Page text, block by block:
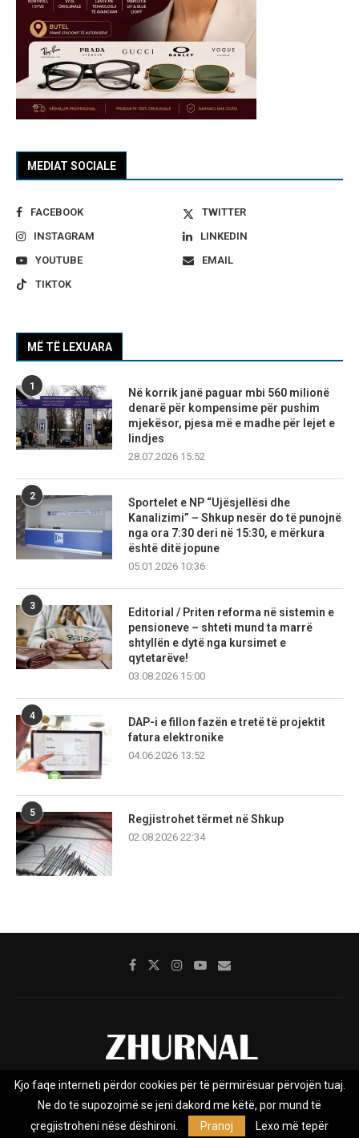
MEDIAT SOCIALE
FACEBOOK
TWITTER
INSTAGRAM
LINKEDIN
YOUTUBE
EMAIL
TIKTOK
MË TË LEXUARA
1
Në korrik janë paguar mbi 560 milionë
denarë për kompensime për pushim
mjekësor, pjesa më e madhe për lejet e
lindjes
28.07.2026 15:52
2
Sportelet e NP “Ujësjellësi dhe
Kanalizimi” – Shkup nesër do të punojnë
nga ora 7:30 deri në 15:30, e mërkura
është ditë jopune
05.01.2026 10:36
3
Editorial / Priten reforma në sistemin e
pensioneve – shteti mund ta marrë
shtyllën e dytë nga kursimet e
qytetarëve!
03.08.2026 15:00
4
DAP-i e fillon fazën e tretë të projektit
fatura elektronike
04.06.2026 13:52
5
Regjistrohet tërmet në Shkup
02.08.2026 22:34
Rreth nesh Impresumi Marketing
Privacy Policy
Kjo faqe interneti përdor cookies për të përmirësuar përvojën tuaj.
Ne do të supozojmë se jeni dakord me këtë, por mund të
çregjistroheni nëse dëshironi.
Pranoj Lexo më tepër